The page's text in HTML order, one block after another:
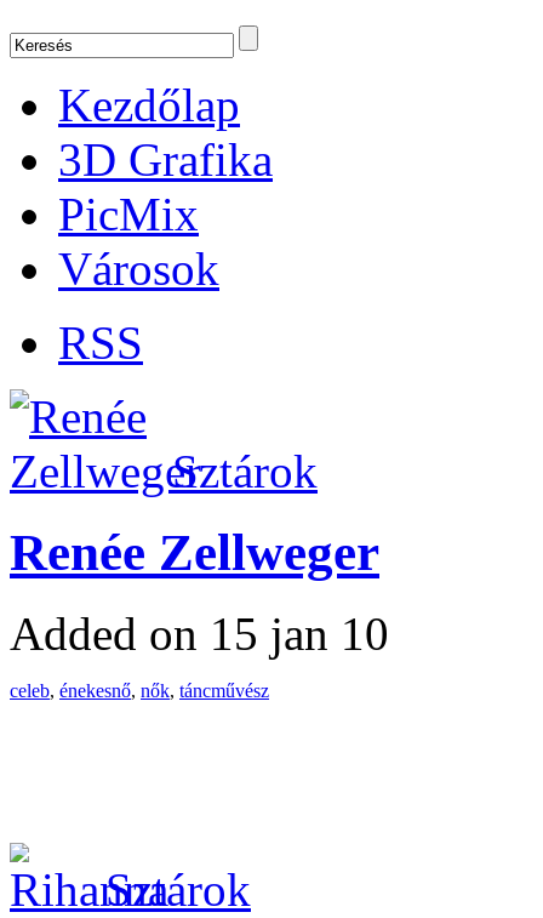
Kezdőlap
3D Grafika
PicMix
Városok
RSS
Sztárok
Renée Zellweger
Added on 15 jan 10
celeb, énekesnő, nők, táncművész
Sztárok